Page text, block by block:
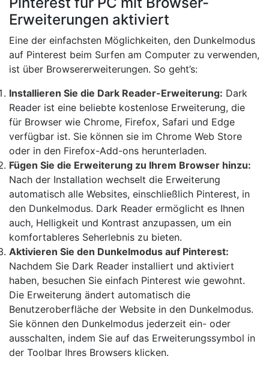
Erweiterungen aktiviert
Eine der einfachsten Möglichkeiten, den Dunkelmodus
auf Pinterest beim Surfen am Computer zu verwenden,
ist über Browsererweiterungen. So geht’s:
Installieren Sie die Dark Reader-Erweiterung: Dark
Reader ist eine beliebte kostenlose Erweiterung, die
für Browser wie Chrome, Firefox, Safari und Edge
verfügbar ist. Sie können sie im Chrome Web Store
oder in den Firefox-Add-ons herunterladen.
Fügen Sie die Erweiterung zu Ihrem Browser hinzu:
Nach der Installation wechselt die Erweiterung
automatisch alle Websites, einschließlich Pinterest, in
den Dunkelmodus. Dark Reader ermöglicht es Ihnen
auch, Helligkeit und Kontrast anzupassen, um ein
komfortableres Seherlebnis zu bieten.
Aktivieren Sie den Dunkelmodus auf Pinterest:
Nachdem Sie Dark Reader installiert und aktiviert
haben, besuchen Sie einfach Pinterest wie gewohnt.
Die Erweiterung ändert automatisch die
Benutzeroberfläche der Website in den Dunkelmodus.
Sie können den Dunkelmodus jederzeit ein- oder
ausschalten, indem Sie auf das Erweiterungssymbol in
der Toolbar Ihres Browsers klicken.